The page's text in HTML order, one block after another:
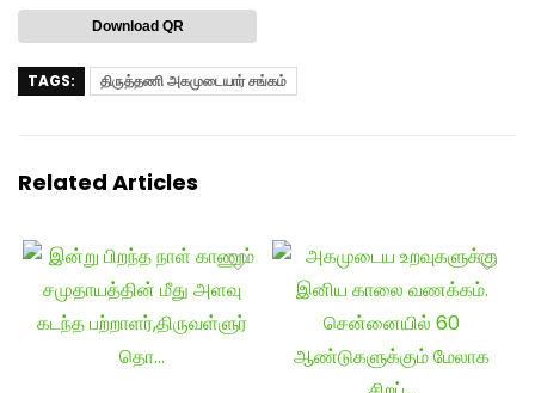
Download QR
TAGS: திருத்தணி அகமுடையார் சங்கம்
Related Articles